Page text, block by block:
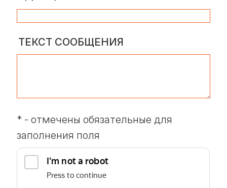
ТЕКСТ СООБЩЕНИЯ
* - отмечены обязательные для
заполнения поля